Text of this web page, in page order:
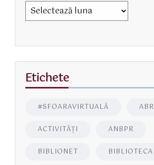
Etichete
#SFOARAVIRTUALĂ ABR
ACTIVITĂŢI ANBPR
BIBLIONET BIBLIOTECA